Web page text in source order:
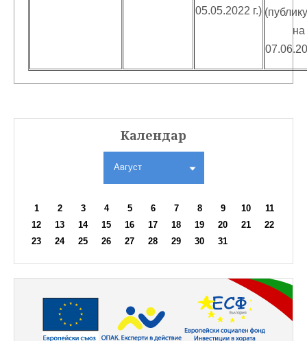
05.05.2022 г.)
на
Календар
Август
1 2 3 4 5 6 7 8 9 10
11
12
13 14 15 16 17 18 19 20 21
22
23
24 25 26 27 28 29 30 31